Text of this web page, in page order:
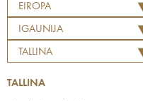
EIROPA
IGAUNIJA
TALLINA
TALLINA